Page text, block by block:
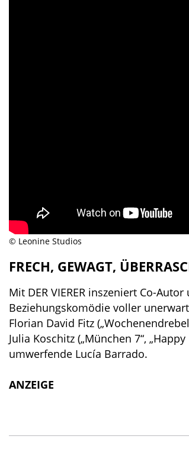
© Leonine Studios
FRECH, GEWAGT,
Mit DER VIERER inszeniert Co-
Beziehungskomödie voller
Florian David Fitz
Julia Koschitz („München 7“,
umwerfende Lucía Barrado.
ANZEIGE